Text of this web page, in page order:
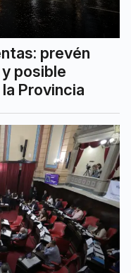
prevén
posible
Provincia